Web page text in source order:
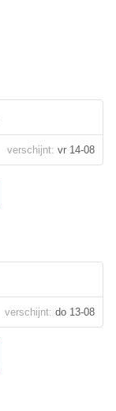
verschijnt: vr 14-08
verschijnt: do 13-08